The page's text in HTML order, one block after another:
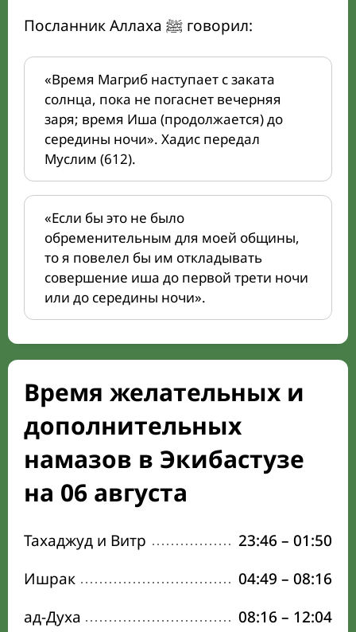
Посланник Аллаха ﷺ говорил:
«Время Магриб наступает с заката
солнца, пока не погаснет вечерняя
заря; время Иша (продолжается) до
середины ночи». Хадис передал
Муслим (612).
«Если бы это не было
обременительным для моей общины,
то я повелел бы им откладывать
совершение иша до первой трети ночи
или до середины ночи».
Время желательных и
дополнительных
намазов в Экибастузе
на 06 августа
Тахаджуд и Витр 23:46 – 01:50
Ишрак
04:49 – 08:16
ад-Духа
08:16 – 12:04